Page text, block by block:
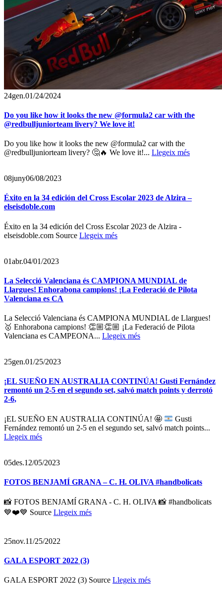
24gen.01/24/2024
Do you like how it looks the new @formula2 car with the
@redbulljuniorteam livery? We love it!
Do you like how it looks the new @formula2 car with the
@redbulljuniorteam livery? 🤔🔥 We love it!... Llegeix més
08juny06/08/2023
Éxito en la 34 edición del Cross Escolar 2023 de Alzira –
elseisdoble.com
Éxito en la 34 edición del Cross Escolar 2023 de Alzira -
elseisdoble.com Source Llegeix més
01abr.04/01/2023
La Selecció Valenciana és CAMPIONA MUNDIAL de
Llargues! Enhorabona campions! ¡La Federació de Pilota
Valenciana es CA
La Selecció Valenciana és CAMPIONA MUNDIAL de Llargues!
🥇 Enhorabona campions! 👏🏼👏🏼 ¡La Federació de Pilota
Valenciana es CAMPEONA... Llegeix més
25gen.01/25/2023
¡EL SUEÑO EN AUSTRALIA CONTINÚA! Gusti Fernández
remontó un 2-5 en el segundo set, salvó match points y derrotó
2-6,
¡EL SUEÑO EN AUSTRALIA CONTINÚA! 🤩
Gusti
Fernández remontó un 2-5 en el segundo set, salvó match points...
Llegeix més
05des.12/05/2023
FOTOS BENJAMÍ GRANA – C. H. OLIVA #handbolicats
📸 FOTOS BENJAMÍ GRANA - C. H. OLIVA 📸 #handbolicats
💙❤️💙 Source Llegeix més
25nov.11/25/2022
GALA ESPORT 2022 (3)
GALA ESPORT 2022 (3) Source Llegeix més